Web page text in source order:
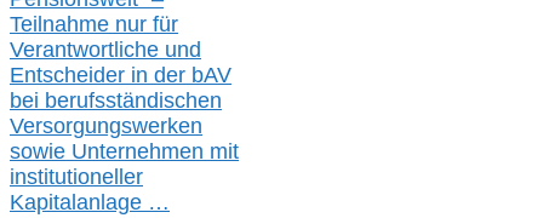
Teilnahme nur für
Verantwortliche und
Entscheider in der bAV
bei berufsständischen
Versorgungswerken
sowie Unternehmen mit
institutioneller
Kapitalanlage …